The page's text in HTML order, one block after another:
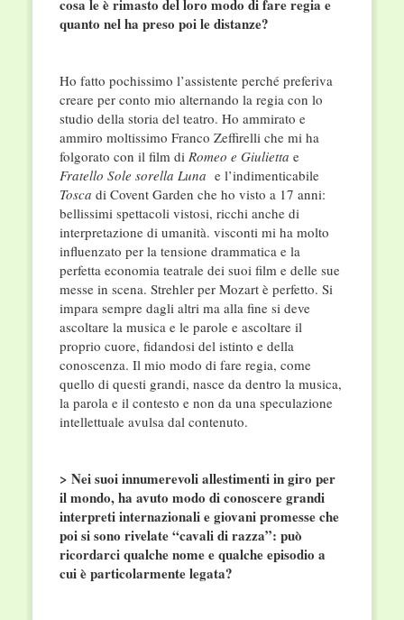
cosa le è rimasto del loro modo di fare regia e
quanto nel ha preso poi le distanze?
Ho fatto pochissimo l’assistente perché preferiva
creare per conto mio alternando la regia con lo
studio della storia del teatro. Ho ammirato e
ammiro moltissimo Franco Zeffirelli che mi ha
folgorato con il film di Romeo e Giulietta e
Fratello Sole sorella Luna e l’indimenticabile
Tosca di Covent Garden che ho visto a 17 anni:
bellissimi spettacoli vistosi, ricchi anche di
interpretazione di umanità. visconti mi ha molto
influenzato per la tensione drammatica e la
perfetta economia teatrale dei suoi film e delle sue
messe in scena. Strehler per Mozart è perfetto. Si
impara sempre dagli altri ma alla fine si deve
ascoltare la musica e le parole e ascoltare il
proprio cuore, fidandosi del istinto e della
conoscenza. Il mio modo di fare regia, come
quello di questi grandi, nasce da dentro la musica,
la parola e il contesto e non da una speculazione
intellettuale avulsa dal contenuto.
> Nei suoi innumerevoli allestimenti in giro per
il mondo, ha avuto modo di conoscere grandi
interpreti internazionali e giovani promesse che
poi si sono rivelate “cavali di razza”: può
ricordarci qualche nome e qualche episodio a
cui è particolarmente legata?